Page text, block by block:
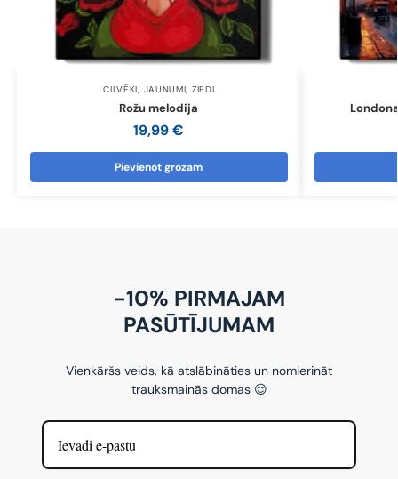
CILVĒKI, JAUNUMI, ZIEDI
Rožu melodija
19,99€
Pievienot grozam
-10% PIRMAJAM
PASŪTĪJUMAM
Vienkāršs veids, kā atslābināties un nomierināt
trauksmainās domas 😌